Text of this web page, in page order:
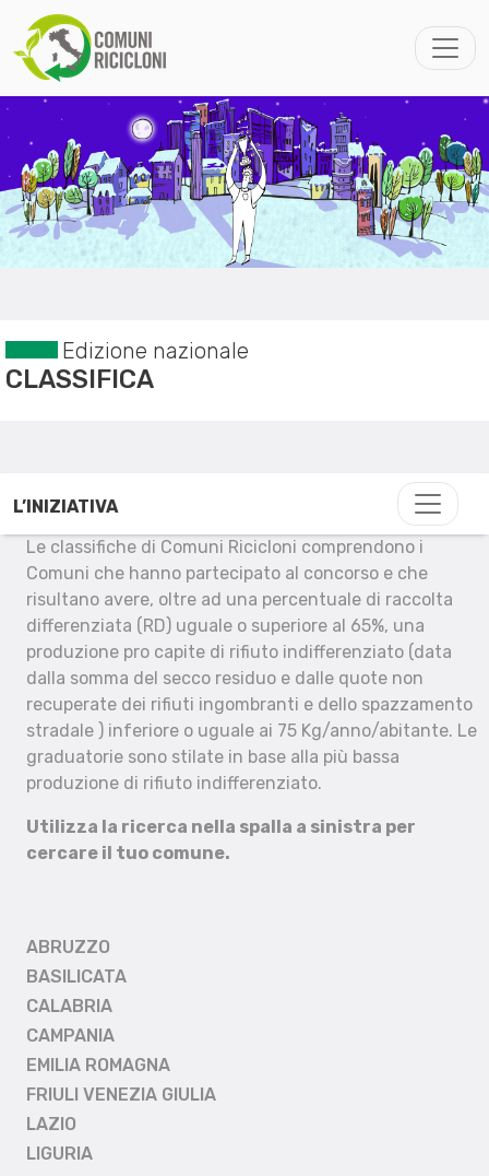
Edizione nazionale
CLASSIFICA
L’INIZIATIVA
Le classifiche di Comuni Ricicloni comprendono i
Comuni che hanno partecipato al concorso e che
risultano avere, oltre ad una percentuale di raccolta
differenziata (RD) uguale o superiore al 65%, una
produzione pro capite di rifiuto indifferenziato (data
dalla somma del secco residuo e dalle quote non
recuperate dei rifiuti ingombranti e dello spazzamento
stradale ) inferiore o uguale ai 75 Kg/anno/abitante. Le
graduatorie sono stilate in base alla più bassa
produzione di rifiuto indifferenziato.
Utilizza la ricerca nella spalla a sinistra per
cercare il tuo comune.
ABRUZZO
BASILICATA
CALABRIA
CAMPANIA
EMILIA ROMAGNA
FRIULI VENEZIA GIULIA
LAZIO
LIGURIA